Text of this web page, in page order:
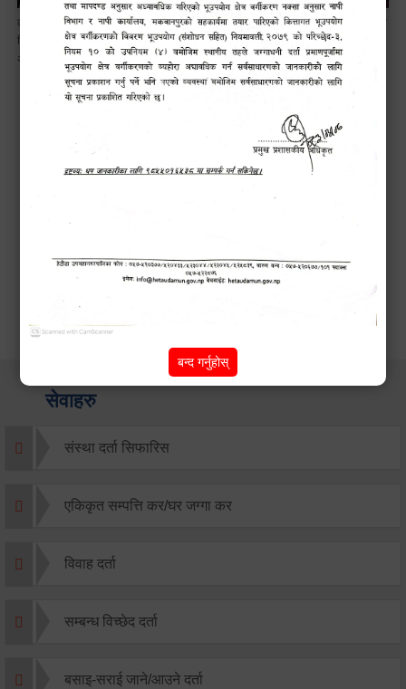
लैङ्गि असमानताका
विबिध पक्षहरु विषयक
अन्तक्रिया कार्यक्रम
हेटौँडा
उपमहानगरपालिकाबाटै
प्यान र भ्याटसहितका
कर सेवा सम्बन्धी
सूचना
ड्रागन फ्रुट
महोत्सव–२०८३
सफलतापूर्वक
सम्पन्न!
सामाजिक सुरक्षा तथा
घटना दर्ता सम्बन्धी
अन्तरक्रियात्मक
कार्यक्रम
सेवाहरु
संस्था दर्ता सिफारिस
एकिकृत सम्पत्ति कर/घर जग्गा कर
विवाह दर्ता
सम्बन्ध विच्छेद दर्ता
बसाइ-सराई जाने/आउने दर्ता
बन्द गर्नुहोस्